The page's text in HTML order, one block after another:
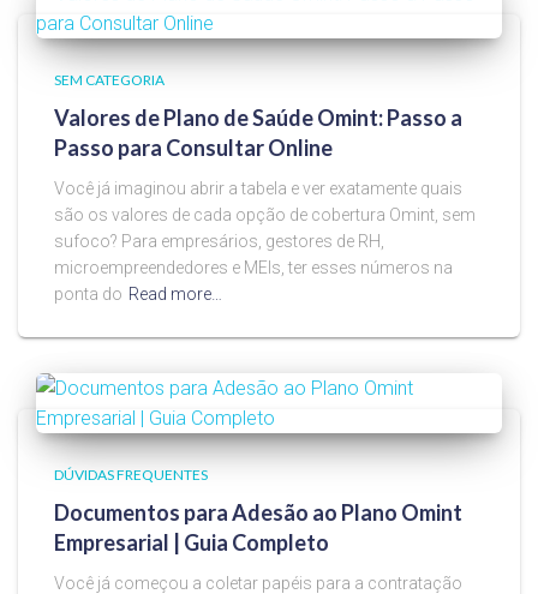
SEM CATEGORIA
Valores de Plano de Saúde Omint: Passo a
Passo para Consultar Online
Você já imaginou abrir a tabela e ver exatamente quais
são os valores de cada opção de cobertura Omint, sem
sufoco? Para empresários, gestores de RH,
microempreendedores e MEIs, ter esses números na
ponta do Read more…
DÚVIDAS FREQUENTES
Documentos para Adesão ao Plano Omint
Empresarial | Guia Completo
Você já começou a coletar papéis para a contratação